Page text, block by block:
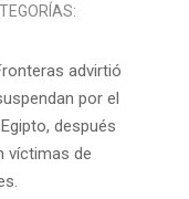
advirtió
por el
después
víctimas de